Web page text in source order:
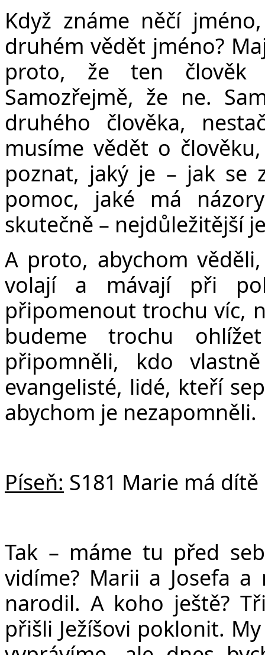
Když známe něčí
druhém vědět jméno?
proto, že ten člověk
Samozřejmě, že ne.
druhého člověka,
musíme vědět o
poznat, jaký je – jak se
pomoc, jaké má
skutečně – nejdůležitější
A proto, abychom
volají a mávají při
připomenout trochu víc,
budeme trochu
připomněli, kdo
evangelisté, lidé, kteří
abychom je nezapomněli.
Píseň: S181 Marie má dítě
Tak – máme tu před
vidíme? Marii a Josefa a
narodil. A koho ještě?
přišli Ježíšovi poklonit.